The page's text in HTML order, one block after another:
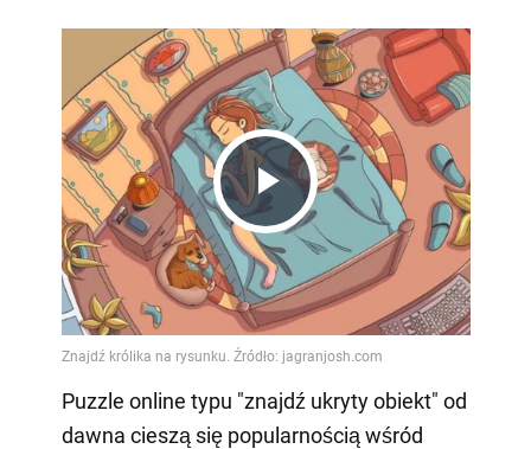
Play
Video
Puzzle online typu "znajdź ukryty obiekt" od
dawna cieszą się popularnością wśród